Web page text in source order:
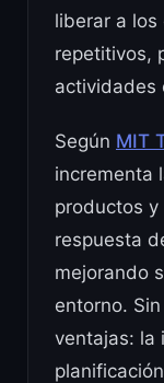
liberar a los
repetitivos,
actividades
Según MIT
incrementa
productos
respuesta
mejorando
entorno.
ventajas: la